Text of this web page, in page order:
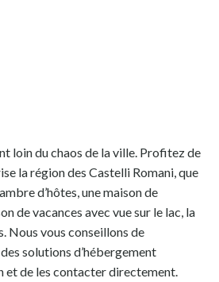
loin du chaos de la ville. Profitez de
la région des Castelli Romani, que
d’hôtes, une maison de
de vacances avec vue sur le lac, la
Nous vous conseillons de
solutions d’hébergement
et de les contacter directement.